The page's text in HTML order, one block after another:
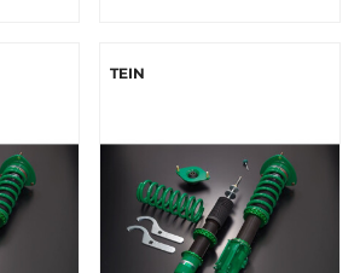
TEIN